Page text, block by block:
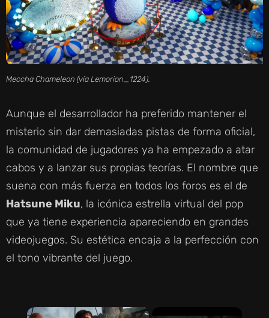
Meccha Chameleon (vía Lemorion_1224).
Aunque el desarrollador ha preferido mantener el
misterio sin dar demasiadas pistas de forma oficial,
la comunidad de jugadores ya ha empezado a atar
cabos y a lanzar sus propias teorías. El nombre que
suena con más fuerza en todos los foros es el de
Hatsune Miku, la icónica estrella virtual del pop
que ya tiene experiencia apareciendo en grandes
videojuegos. Su estética encaja a la perfección con
el tono vibrante del juego.
×